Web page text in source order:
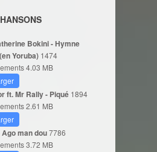
Bokini - Hymne
Yoruba) 1474
4.03 MB
ft. Mr Rally - Piqué 1894
2.61 MB
Ago man dou7786
3.72 MB